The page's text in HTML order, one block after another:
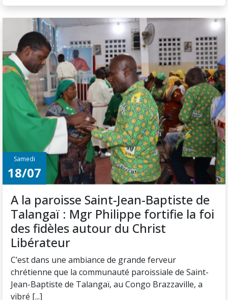
Samedi
18/07
A la paroisse Saint-Jean-Baptiste de
Talangaï : Mgr Philippe fortifie la foi
des fidèles autour du Christ
Libérateur
C’est dans une ambiance de grande ferveur
chrétienne que la communauté paroissiale de Saint-
Jean-Baptiste de Talangaï, au Congo Brazzaville, a
vibré [...]